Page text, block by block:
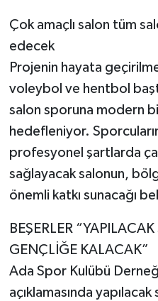
Çok amaçlı salon tüm
edecek
Projenin hayata
voleybol ve hentbol
salon sporuna modern
hedefleniyor.
profesyonel şartlarda
sağlayacak salonun,
önemli katkı sunacağı
BEŞERLER
GENÇLİĞE KALACAK”
Ada Spor Kulübü
açıklamasında